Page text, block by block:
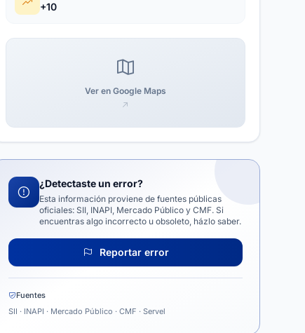
+10
Ver en Google Maps
¿Detectaste un error?
Esta información proviene de fuentes públicas
oficiales: SII, INAPI, Mercado Público y CMF. Si
encuentras algo incorrecto u obsoleto, házlo saber.
Reportar error
Fuentes
SII · INAPI · Mercado Público · CMF · Servel